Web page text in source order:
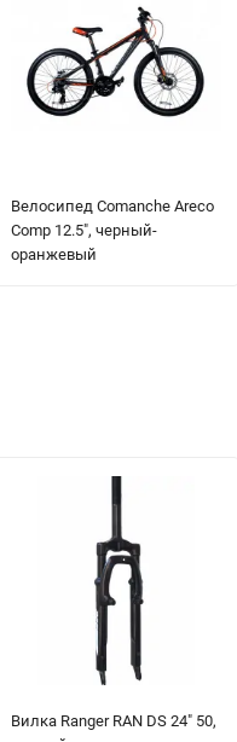
Велосипед Comanche Areco
Comp 12.5", черный-
оранжевый
Вилка Ranger RAN DS 24" 50,